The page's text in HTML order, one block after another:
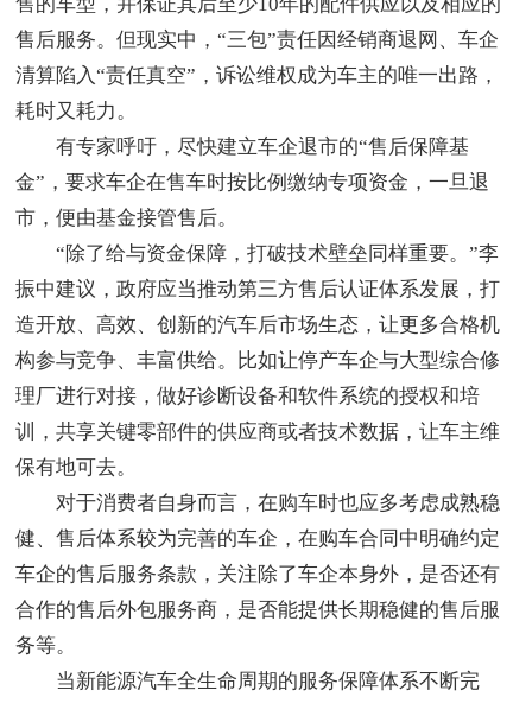
售后服务。但现实中，“三包”责任因经销商退网、车企
清算陷入“责任真空”，诉讼维权成为车主的唯一出路，
耗时又耗力。
有专家呼吁，尽快建立车企退市的“售后保障基
金”，要求车企在售车时按比例缴纳专项资金，一旦退
市，便由基金接管售后。
“除了给与资金保障，打破技术壁垒同样重要。”李
振中建议，政府应当推动第三方售后认证体系发展，打
造开放、高效、创新的汽车后市场生态，让更多合格机
构参与竞争、丰富供给。比如让停产车企与大型综合修
理厂进行对接，做好诊断设备和软件系统的授权和培
训，共享关键零部件的供应商或者技术数据，让车主维
保有地可去。
对于消费者自身而言，在购车时也应多考虑成熟稳
健、售后体系较为完善的车企，在购车合同中明确约定
车企的售后服务条款，关注除了车企本身外，是否还有
合作的售后外包服务商，是否能提供长期稳健的售后服
务等。
当新能源汽车全生命周期的服务保障体系不断完